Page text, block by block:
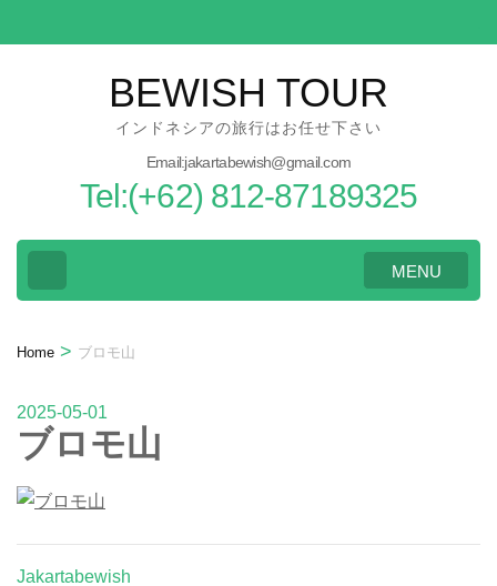
to
BEWISH TOUR
インドネシアの旅行はお任せ下さい
Email:jakartabewish@gmail.com
Tel:(+62) 812-87189325
MENU
Home > ブロモ山
2025-05-01
ブロモ山
Jakartabewish